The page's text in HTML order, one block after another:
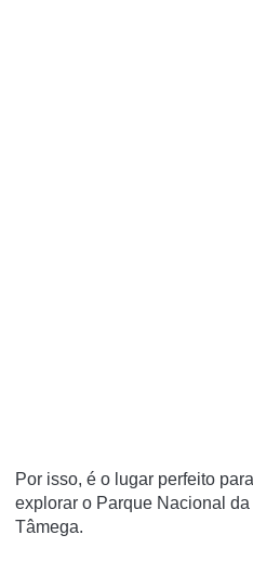
Por isso, é o lugar perfeito
explorar o Parque Nacional
Tâmega.